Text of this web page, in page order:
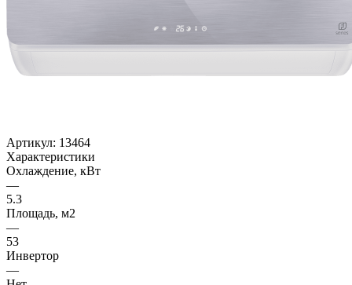
Артикул: 13464
Характеристики
Охлаждение, кВт
—
5.3
Площадь, м2
—
53
Инвертор
—